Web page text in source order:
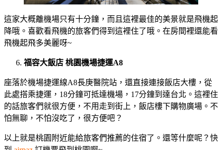
這家大概離機場只有十分鐘，而且這裡最佳的美景就是飛機起
降哦。喜歡看飛機的旅客們得到這裡住了哦。在房間裡還能看
飛機起飛多美麗呀~
福容大飯店 桃園機場捷運A8
座落於機場捷運線A8長庚醫院站，還直接連接飯店大樓，從
此處搭乘捷運，18分鐘可抵達機場，17分鐘到達台北。這裡住
的話旅客們就很方便，不用走到街上，飯店樓下購物廣場。不
怕無聊，不怕沒吃了，很方便吧？
以上就是桃園附近能給旅客們推薦的住宿了。還等什麼呢？快